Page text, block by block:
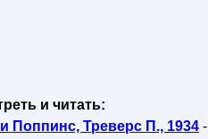
и читать:
Поппинс, Треверс П., 1934 -